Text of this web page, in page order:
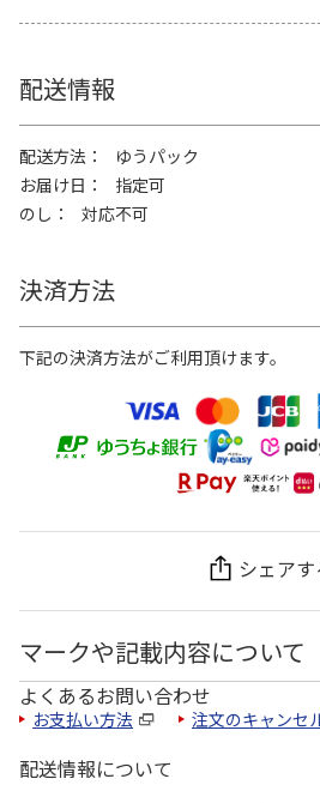
配送情報
配送方法
ゆうパック
お届け日
指定可
のし
対応不可
決済方法
下記の決済方法がご利用頂けます。
シェアす
マークや記載内容について
よくあるお問い合わせ
お支払い方法 注文のキャンセ
配送情報について